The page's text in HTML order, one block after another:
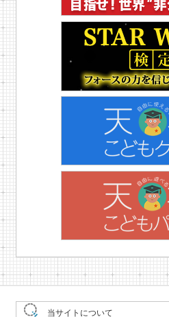
当サイトについて